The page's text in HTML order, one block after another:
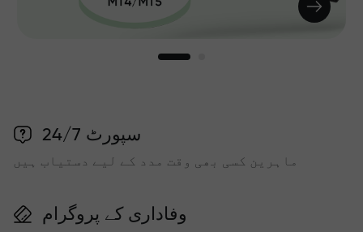
سپورٹ 24/7
ماہرین کسی بھی وقت مدد کے لیے دستیاب ہیں
وفاداری کے پروگرام